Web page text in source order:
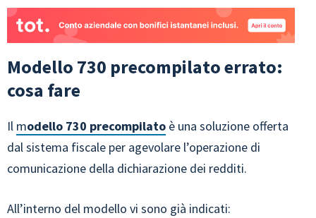
Modello 730 precompilato errato:
cosa fare
Il modello 730 precompilato è una soluzione offerta
dal sistema fiscale per agevolare l’operazione di
comunicazione della dichiarazione dei redditi.
All’interno del modello vi sono già indicati: